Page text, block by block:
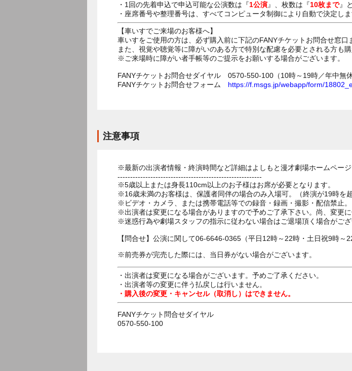
・1回の先着申込で申込可能な公演数は『1公演』、枚数は『10枚まで』
・座席番号や整理番号は、すべてコンピュータ制御により自動で決定しま
【車いすでご来場のお客様へ】
車いすをご使用の方は、必ず購入前に下記のFANYチケットお問合せ窓口
また、視覚や聴覚等に障がいのある方で特別な配慮を必要とされる方も
※ご来場時に障がい者手帳等のご提示をお願いする場合がございます。
FANYチケットお問合せダイヤル 0570-550-100（10時～19時／年中無休
FANYチケットお問合せフォーム https://f.msgs.jp/webapp/form/
注意事項
※最新の出演者情報・終演時間など詳細はよしもと漫才劇場ホームページ
---------------------------------------------------------
※5歳以上または身長110cm以上のお子様はお席が必要となります。
※16歳未満のお客様は、保護者同伴の場合のみ入場可。（終演が19時を
※ビデオ・カメラ、または携帯電話等での録音・録画・撮影・配信禁止。
※出演者は変更になる場合がありますので予めご了承下さい。尚、変更に
※迷惑行為や劇場スタッフの指示に従わない場合はご退場頂く場合がござ
【問合せ】公演に関して06-6646-0365（平日12時～22時・土日祝9時～
※前売券が完売した際には、当日券がない場合がございます。
・出演者は変更になる場合がございます。予めご了承ください。
・出演者等の変更に伴う払戻しは行いません。
・購入後の変更・キャンセル（取消し）はできません。
FANYチケット問合せダイヤル
0570-550-100